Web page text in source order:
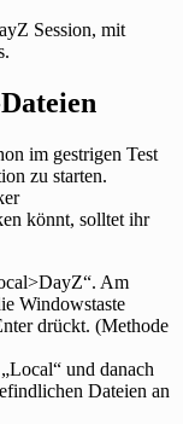
Session, mit
im gestrigen Test
zu starten.
könnt, solltet ihr
Am
Windowstaste
drückt. (Methode
und danach
Dateien an